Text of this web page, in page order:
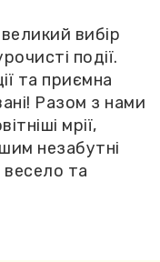
вибір
події.
та приємна
Разом з нами
мрії,
незабутні
та